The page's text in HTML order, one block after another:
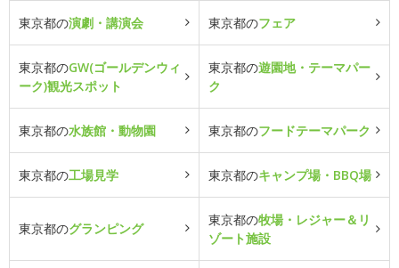
東京都の演劇・講演会 東京都のフェア
東京都のGW(ゴールデンウィ
ーク)観光スポット
東京都の遊園地・テーマパー
ク
東京都の水族館・動物園 東京都のフードテーマパーク
東京都の工場見学 東京都のキャンプ場・BBQ場
東京都のグランピング
東京都の牧場・レジャー＆リ
ゾート施設